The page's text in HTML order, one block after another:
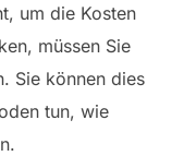
um die Kosten
müssen Sie
Sie können dies
tun, wie